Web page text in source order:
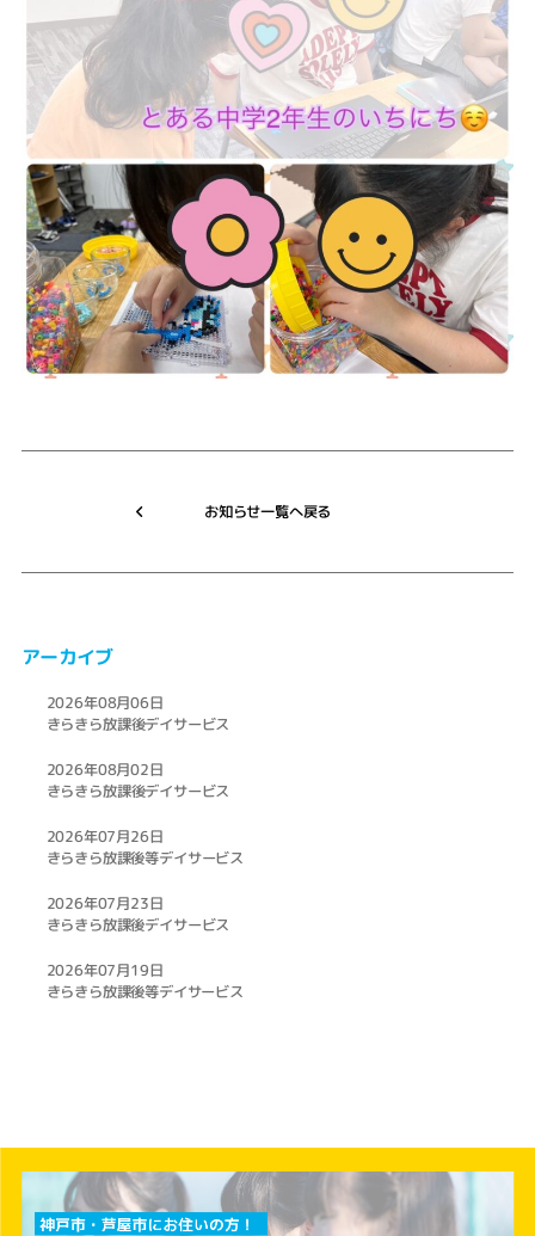
お知らせ一覧へ戻る
アーカイブ
2026年08月06日
きらきら放課後デイサービス
2026年08月02日
きらきら放課後デイサービス
2026年07月26日
きらきら放課後等デイサービス
2026年07月23日
きらきら放課後デイサービス
2026年07月19日
きらきら放課後等デイサービス